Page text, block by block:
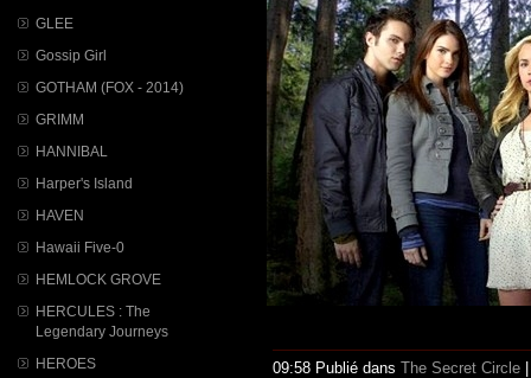
GLEE
Gossip Girl
GOTHAM (FOX - 2014)
GRIMM
HANNIBAL
Harper's Island
HAVEN
Hawaii Five-0
HEMLOCK GROVE
HERCULES : The
Legendary Journeys
HEROES 09:58 Publié dans The Secret Circle